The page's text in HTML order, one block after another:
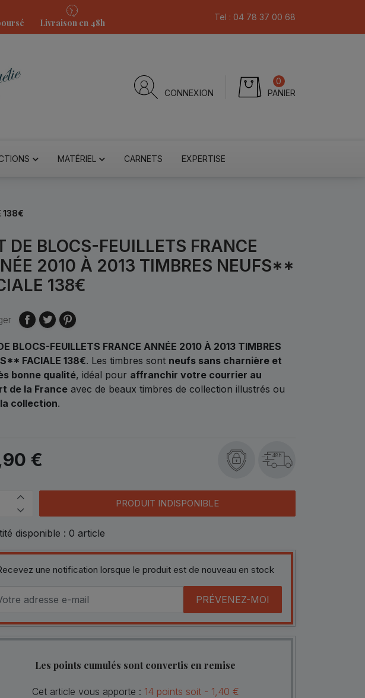
Livraison en 48h
Tel : 04 78 37 00 68
CONNEXION PANIER
0
MATÉRIEL CARNETS EXPERTISE
138€
DE BLOCS-FEUILLETS FRANCE
2010 À 2013 TIMBRES NEUFS**
138€
BLOCS-FEUILLETS FRANCE ANNÉE 2010 À 2013 TIMBRES
FACIALE 138€. Les timbres sont neufs sans charnière et
bonne qualité, idéal pour affranchir votre courrier au
de la France avec de beaux timbres de collection illustrés ou
la collection.
€ 48h
PRODUIT INDISPONIBLE
disponible : 0 article
une notification lorsque le produit est de nouveau en stock
PRÉVENEZ-MOI
Les points cumulés sont convertis en remise
Cet article vous apporte : 14 points soit - 1,40 €